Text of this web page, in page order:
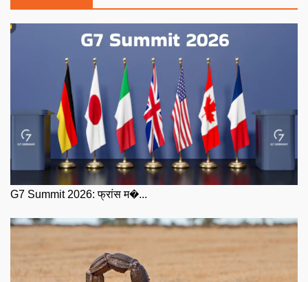
G7 Summit 2026: फ्रांस म�...